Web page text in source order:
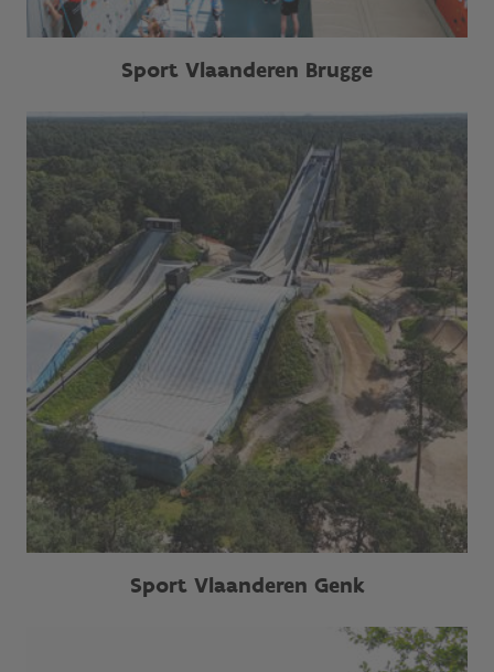
Sport Vlaanderen Brugge
Sport Vlaanderen Genk